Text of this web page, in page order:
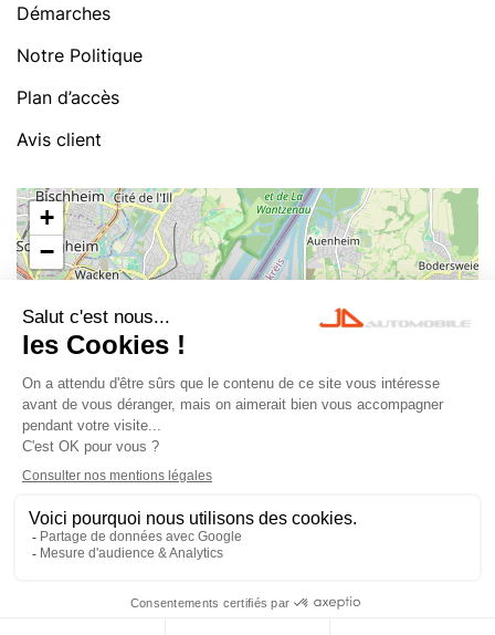
Démarches
Notre Politique
Plan d’accès
Avis client
+
−
Leaflet
© 2023 JD Automobile
Tous droits réservés -